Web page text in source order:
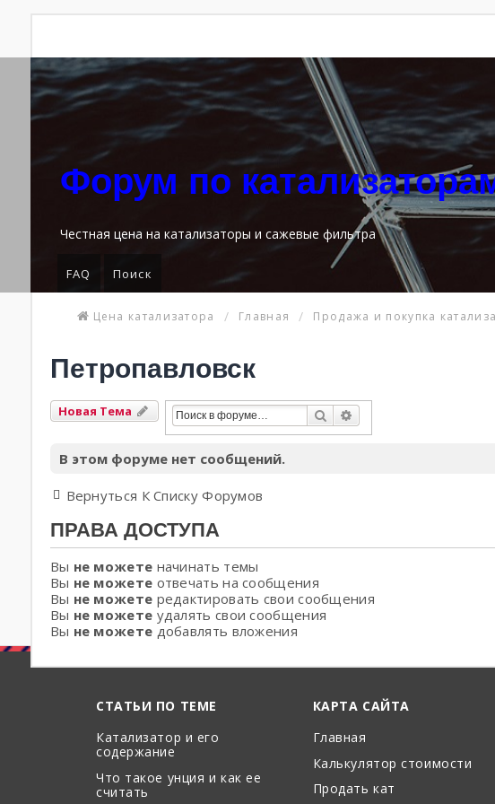
Форум по
Честная цена на катализаторы и сажевые фильтра
FAQ Поиск
Цена катализатора Главная Продажа и покупка
Петропавловск
Новая Тема Поиск
В этом форуме нет сообщений.
Вернуться К Списку Форумов
ПРАВА ДОСТУПА
Вы не можете начинать темы
Вы не можете отвечать на сообщения
Вы не можете редактировать свои сообщения
Вы не можете удалять свои сообщения
Вы не можете добавлять вложения
СТАТЬИ ПО ТЕМЕ
Катализатор и его
содержание
Что такое унция и как ее
считать
КАРТА САЙТА
Главная
Калькулятор стоимости
Продать кат